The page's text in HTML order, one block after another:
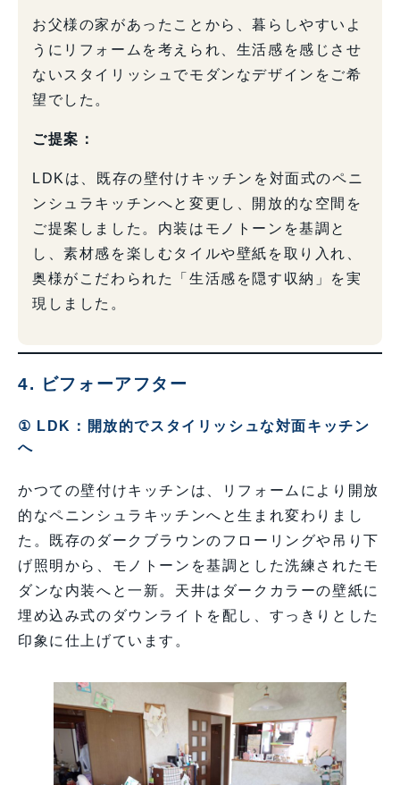
お父様の家があったことから、暮らしやすいよ
うにリフォームを考えられ、生活感を感じさせ
ないスタイリッシュでモダンなデザインをご希
望でした。
ご提案：
LDKは、既存の壁付けキッチンを対面式のペニ
ンシュラキッチンへと変更し、開放的な空間を
ご提案しました。内装はモノトーンを基調と
し、素材感を楽しむタイルや壁紙を取り入れ、
奥様がこだわられた「生活感を隠す収納」を実
現しました。
4. ビフォーアフター
① LDK：開放的でスタイリッシュな対面キッチン
へ
かつての壁付けキッチンは、リフォームにより開放
的なペニンシュラキッチンへと生まれ変わりまし
た。既存のダークブラウンのフローリングや吊り下
げ照明から、モノトーンを基調とした洗練されたモ
ダンな内装へと一新。天井はダークカラーの壁紙に
埋め込み式のダウンライトを配し、すっきりとした
印象に仕上げています。